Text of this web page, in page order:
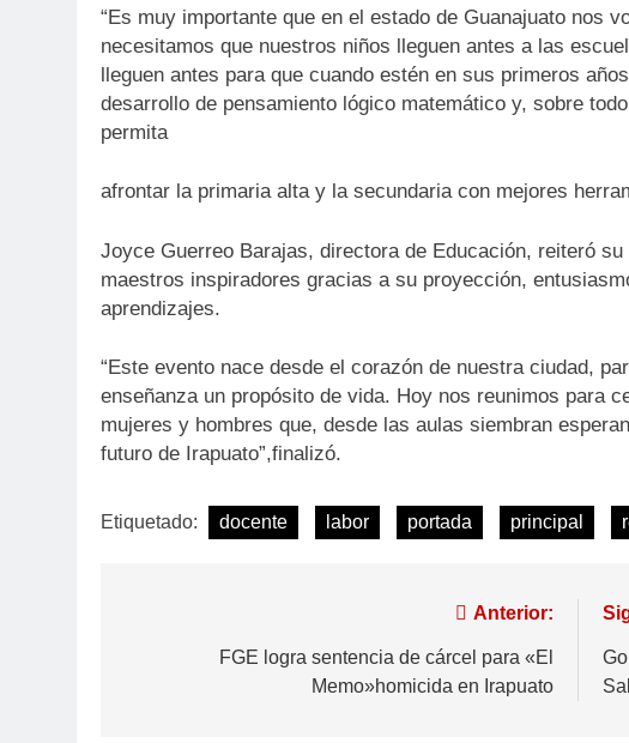
“Es muy importante que en el estado de Guanajuato nos
necesitamos que nuestros niños lleguen antes a las
lleguen antes para que cuando estén en sus primeros
desarrollo de pensamiento lógico matemático y, sobre
permita
afrontar la primaria alta y la secundaria con mejores
Joyce Guerreo Barajas, directora de Educación, reiteró
maestros inspiradores gracias a su proyección,
aprendizajes.
“Este evento nace desde el corazón de nuestra ciudad,
enseñanza un propósito de vida. Hoy nos reunimos para
mujeres y hombres que, desde las aulas siembran
futuro de Irapuato”,finalizó.
Etiquetado: docente labor portada principal
Anterior:
FGE logra sentencia de cárcel para «El
Memo»homicida en Irapuato